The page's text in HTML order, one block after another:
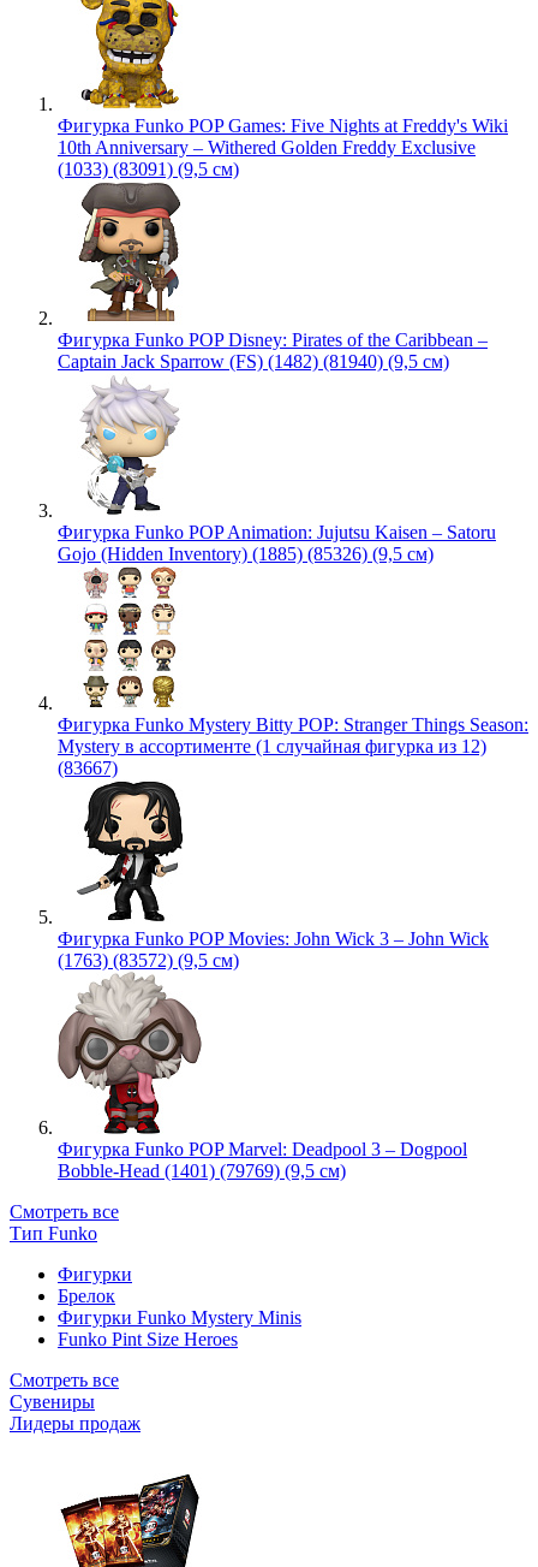
Фигурка Funko POP Games: Five Nights at Freddy's Wiki
10th Anniversary – Withered Golden Freddy Exclusive
(1033) (83091) (9,5 см)
Фигурка Funko POP Disney: Pirates of the Caribbean –
Captain Jack Sparrow (FS) (1482) (81940) (9,5 см)
Фигурка Funko POP Animation: Jujutsu Kaisen – Satoru
Gojo (Hidden Inventory) (1885) (85326) (9,5 см)
Фигурка Funko Mystery Bitty POP: Stranger Things Season:
Mystery в ассортименте (1 случайная фигурка из 12)
(83667)
Фигурка Funko POP Movies: John Wick 3 – John Wick
(1763) (83572) (9,5 см)
Фигурка Funko POP Marvel: Deadpool 3 – Dogpool
Bobble-Head (1401) (79769) (9,5 см)
Смотреть все
Тип Funko
Фигурки
Брелок
Фигурки Funko Mystery Minis
Funko Pint Size Heroes
Смотреть все
Сувениры
Лидеры продаж